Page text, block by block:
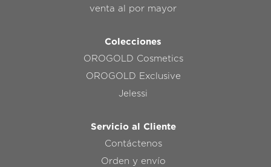
venta al por mayor
Colecciones
OROGOLD Cosmetics
OROGOLD Exclusive
Jelessi
Servicio al Cliente
Contáctenos
Orden y envío